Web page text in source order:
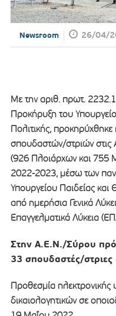
Newsroom 26/04/
Με την αριθ. πρωτ.
Προκήρυξη του
Πολιτικής,
σπουδαστών/στριών στις
(926 Πλοιάρχων και 755
2022-2023, μέσω των
Υπουργείου Παιδείας
από ημερήσια Γενικά
Επαγγελματικά Λύκεια
Στην Α.Ε.Ν./Σύρου
33 σπουδαστές/
Προθεσμία
δικαιολογητικών σε